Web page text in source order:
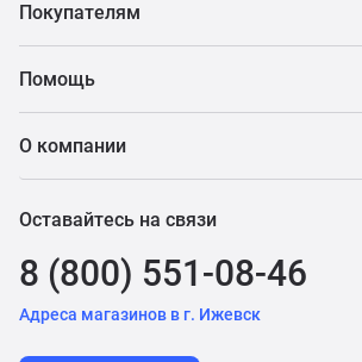
Покупателям
Помощь
О компании
Оставайтесь на связи
8 (800) 551-08-46
Адреса магазинов в г. Ижевск